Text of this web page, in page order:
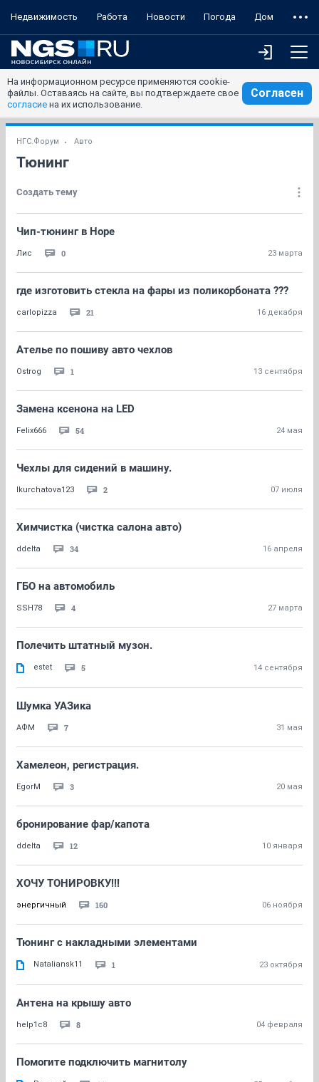
Недвижимость Работа Новости Погода Дом
На информационном ресурсе применяются cookie-
файлы. Оставаясь на сайте, вы подтверждаете свое
согласие на их использование.
Согласен
НГС.Форум Авто
Тюнинг
Создать тему
Чип-тюнинг в Норе
Лис 0 23 марта
где изготовить стекла на фары из поликорбоната ???
carlopizza 21 16 декабря
Ателье по пошиву авто чехлов
Ostrog 1 13 сентября
Замена ксенона на LED
Felix666 54 24 мая
Чехлы для сидений в машину.
lkurchatova123 2 07 июля
Химчистка (чистка салона авто)
ddelta 34 16 апреля
ГБО на автомобиль
SSH78 4 27 марта
Полечить штатный музон.
estet 5 14 сентября
Шумка УАЗика
АФМ 7 31 мая
Хамелеон, регистрация.
EgorM 3 20 мая
бронирование фар/капота
ddelta 12 10 января
ХОЧУ ТОНИРОВКУ!!!
энергичный 160 06 ноября
Тюнинг с накладными элементами
Nataliansk11 1 23 октября
Антена на крышу авто
help1c8 8 04 февраля
Помогите подключить магнитолу